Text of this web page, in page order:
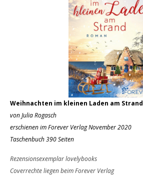
Weihnachten im kleinen Laden am Strand
von Julia Rogasch
erschienen im Forever Verlag November 2020
Taschenbuch 390 Seiten
Rezensionsexemplar lovelybooks
Coverrechte liegen beim Forever Verlag